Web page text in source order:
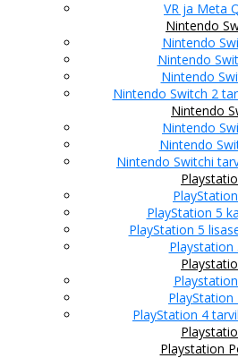
VR ja Meta
Nintendo
Nintendo
Nintendo
Nintendo
Nintendo Switch 2
Nintendo
Nintendo
Nintendo
Nintendo Switchi
PlayStation 5
PlayStation 5
Playstation
PlayStation 4
Playstation